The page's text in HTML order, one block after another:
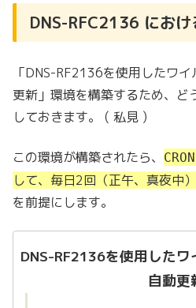
DNS-RFC2136 にお
「DNS-RF2136を使用したワ
更新」環境を構築するため、ど
しておきます。 ( 私見 )
この環境が構築されたら、
して、毎日2回（正午、真夜中
を前提にします。
DNS-RF2136を使用した
自動更